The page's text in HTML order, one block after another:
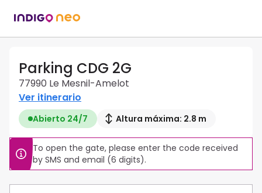
Parking CDG 2G
77990 Le Mesnil-Amelot
Ver itinerario
Abierto 24/7 Altura máxima: 2.8 m
To open the gate, please enter the code received
by SMS and email (6 digits).